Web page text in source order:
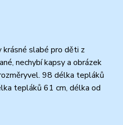
slabé pro děti z
nechybí kapsy a obrázek
98 délka tepláků
tepláků 61 cm, délka od